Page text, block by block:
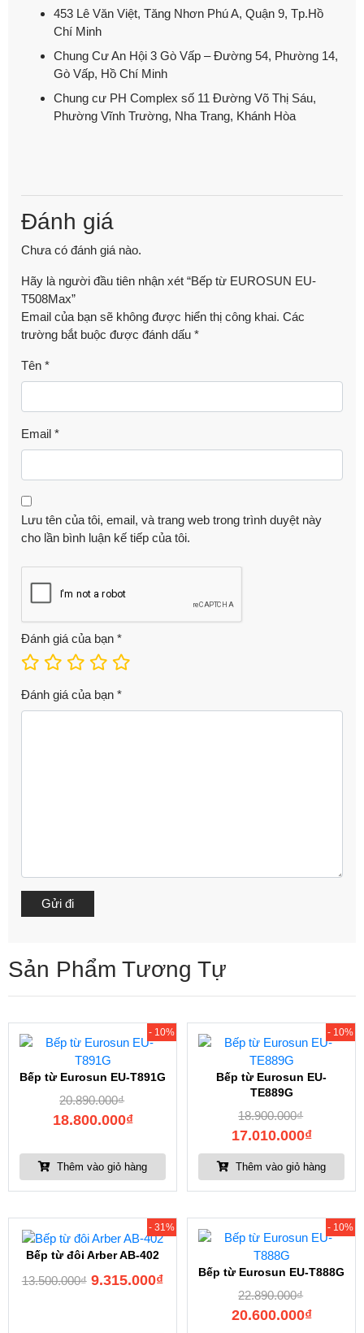
453 Lê Văn Việt, Tăng Nhơn Phú A, Quận 9, Tp.Hồ
Chí Minh
Chung Cư An Hội 3 Gò Vấp – Đường 54, Phường 14,
Gò Vấp, Hồ Chí Minh
Chung cư PH Complex số 11 Đường Võ Thị Sáu,
Phường Vĩnh Trường, Nha Trang, Khánh Hòa
Đánh giá
Chưa có đánh giá nào.
Hãy là người đầu tiên nhận xét “Bếp từ EUROSUN EU-
T508Max”
Email của bạn sẽ không được hiển thị công khai. Các
trường bắt buộc được đánh dấu *
Tên *
Email *
Lưu tên của tôi, email, và trang web trong trình duyệt này
cho lần bình luận kế tiếp của tôi.
Đánh giá của bạn *
Đánh giá của bạn *
Sản Phẩm Tương Tự
- 10%
Bếp từ Eurosun EU-T891G
20.890.000₫
18.800.000₫
Thêm vào giỏ hàng
- 10%
Bếp từ Eurosun EU-
TE889G
18.900.000₫
17.010.000₫
Thêm vào giỏ hàng
- 31%
Bếp từ đôi Arber AB-402
13.500.000₫ 9.315.000₫
- 10%
Bếp từ Eurosun EU-T888G
22.890.000₫
20.600.000₫